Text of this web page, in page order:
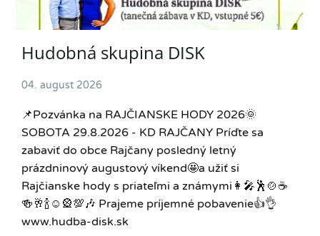
Hudobná skupina DISK
04. august 2026
📌Pozvánka na RAJČIANSKE HODY 2026🌞
SOBOTA 29.8.2026 - KD RAJČANY Príďte sa
zabaviť do obce Rajčany posledný letný
prázdninový augustový víkend🤩a užiť si
Rajčianske hody s priateľmi a známymi👩‍🎤🕺🍲☕️
🍻🥂🍾☺🎡💯🎶 Prajeme príjemné pobavenie👍👌
www.hudba-disk.sk